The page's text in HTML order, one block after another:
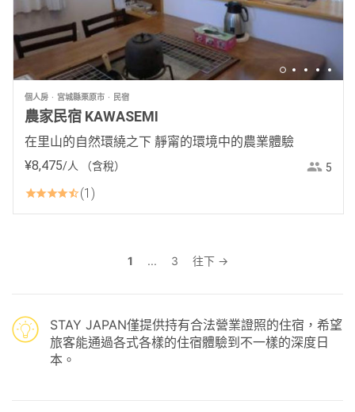
個人房 宮城縣栗原市 民宿
農家民宿 KAWASEMI
在里山的自然環繞之下 靜甯的環境中的農業體驗
¥8,475/人 （含稅） 5
1
1 ... 3 往下 →
STAY JAPAN僅提供持有合法營業證照的住宿，希望
旅客能通過各式各樣的住宿體驗到不一樣的深度日
本。